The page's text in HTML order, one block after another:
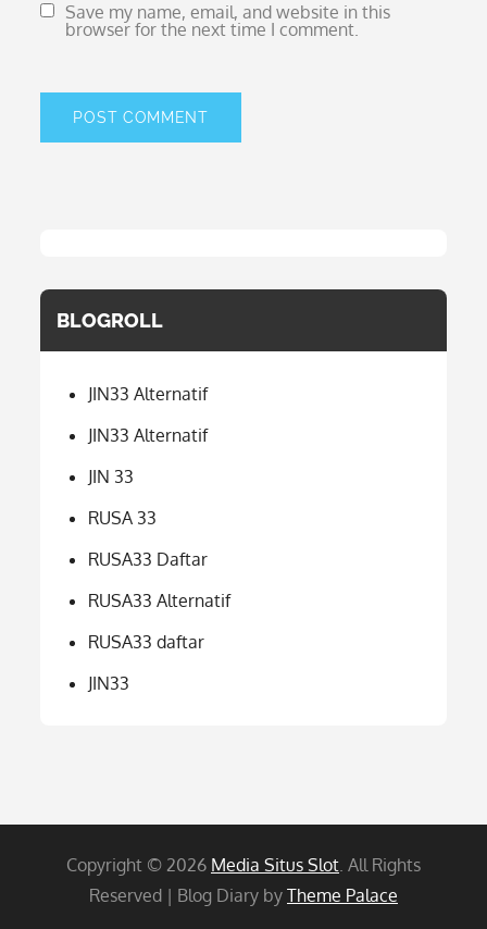
Save my name, email, and website in this
browser for the next time I comment.
BLOGROLL
JIN33 Alternatif
JIN33 Alternatif
JIN 33
RUSA 33
RUSA33 Daftar
RUSA33 Alternatif
RUSA33 daftar
JIN33
Copyright © 2026 Media Situs Slot. All Rights
Reserved | Blog Diary by Theme Palace